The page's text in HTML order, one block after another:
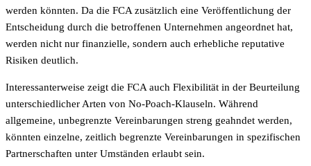
werden könnten. Da die FCA zusätzlich eine Veröffentlichung der
Entscheidung durch die betroffenen Unternehmen angeordnet hat,
werden nicht nur finanzielle, sondern auch erhebliche reputative
Risiken deutlich.
Interessanterweise zeigt die FCA auch Flexibilität in der Beurteilung
unterschiedlicher Arten von No-Poach-Klauseln. Während
allgemeine, unbegrenzte Vereinbarungen streng geahndet werden,
könnten einzelne, zeitlich begrenzte Vereinbarungen in spezifischen
Partnerschaften unter Umständen erlaubt sein.